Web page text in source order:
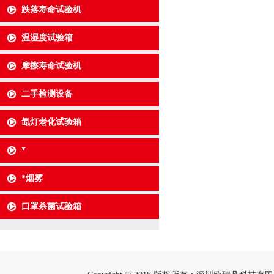
跌落寿命试验机
温湿度试验箱
摩擦寿命试验机
二手检测设备
氙灯老化试验箱
*
*烟雾
口罩杀菌试验箱